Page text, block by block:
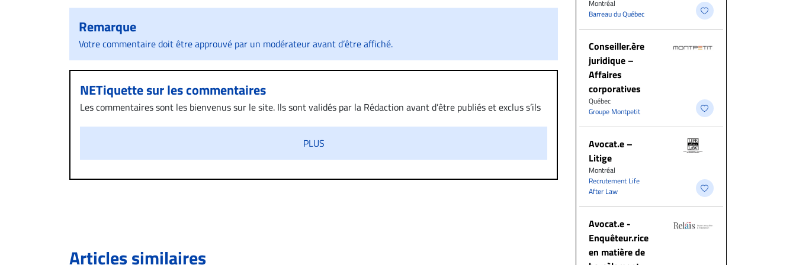
Remarque
Votre commentaire doit être approuvé par un modérateur avant d’être affiché.
NETiquette sur les commentaires
Les commentaires sont les bienvenus sur le site. Ils sont validés par la Rédaction avant d’être publiés et exclus s’ils
Si votre demande apparait légitime, le commentaire sera retiré sur le champ. Vous pouvez également utiliser
l’espace dédié aux commentaires pour publier, dans les mêmes conditions de validation, un droit de réponse.
PLUS
Articles similaires
Montréal
Barreau du Québec
Conseiller.ère
juridique –
Affaires
corporatives
Québec
Groupe Montpetit
Avocat.e –
Litige
Montréal
Recrutement Life
After Law
Avocat.e -
Enquêteur.rice
en matière de